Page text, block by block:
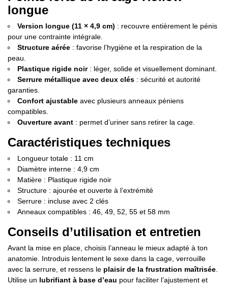
longue
Version longue (11 × 4,9 cm) : recouvre entièrement le pénis
pour une contrainte intégrale.
Structure aérée : favorise l’hygiène et la respiration de la
peau.
Plastique rigide noir: léger, solide et visuellement dominant.
Serrure métallique avec deux clés : sécurité et autorité
garanties.
Confort ajustable avec plusieurs anneaux péniens
compatibles.
Ouverture avant : permet d’uriner sans retirer la cage.
Caractéristiques techniques
Longueur totale : 11 cm
Diamètre interne : 4,9 cm
Matière : Plastique rigide noir
Structure : ajourée et ouverte à l’extrémité
Serrure : incluse avec 2 clés
Anneaux compatibles : 46, 49, 52, 55 et 58 mm
Conseils d’utilisation et entretien
Avant la mise en place, choisis l’anneau le mieux adapté à ton
anatomie. Introduis lentement le sexe dans la cage, verrouille
avec la serrure, et ressens le plaisir de la frustration maîtrisée
Utilise un lubrifiant à base d’eau pour faciliter l’ajustement et